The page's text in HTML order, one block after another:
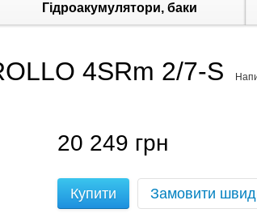
Гідроакумулятори, баки
4SRm 2/7-S
20 249 грн
Купити Замовити